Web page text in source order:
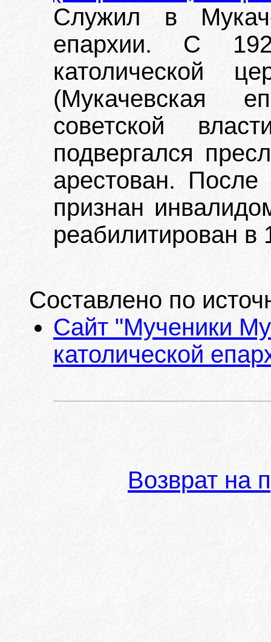
Служил в
епархии. С
католической
(Мукачевская
советской
подвергался
арестован.
признан
реабилитирован в
Составлено по
Сайт "Мученики
католической
Возврат на